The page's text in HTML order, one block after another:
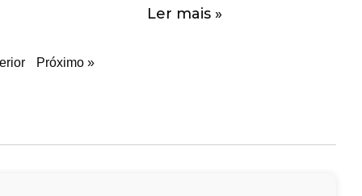
Ler mais »
Próximo »